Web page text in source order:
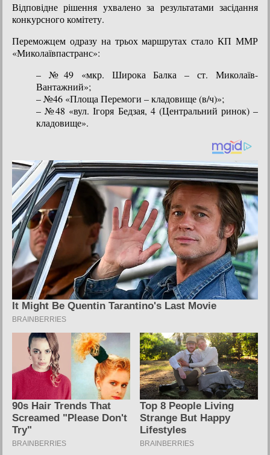
Відповідне рішення ухвалено за результатами засідання
конкурсного комітету.
Переможцем одразу на трьох маршрутах стало КП ММР
«Миколаївпастранс»:
– №49 «мкр. Широка Балка – ст. Миколаїв-
Вантажний»;
– №46 «Площа Перемоги – кладовище (в/ч)»;
– №48 «вул. Ігоря Бедзая, 4 (Центральний ринок) –
кладовище».